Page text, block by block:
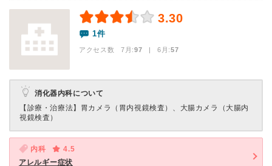
3.30
1件
アクセス数 7月:97 | 6月:57
消化器内科について
【診療・治療法】 胃カメラ（胃内視鏡検査）、大腸カメラ（大腸内
視鏡検査）
内科
4.5
アレルギー症状